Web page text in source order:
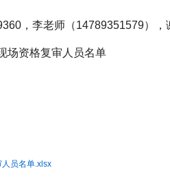
，李老师（14789351579），
场资格复审人员名单
员名单.xlsx